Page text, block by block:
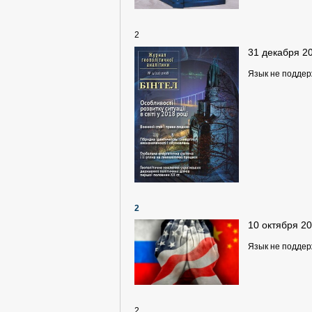
2
31 декабря
Язык не
2
10 октября
Язык не